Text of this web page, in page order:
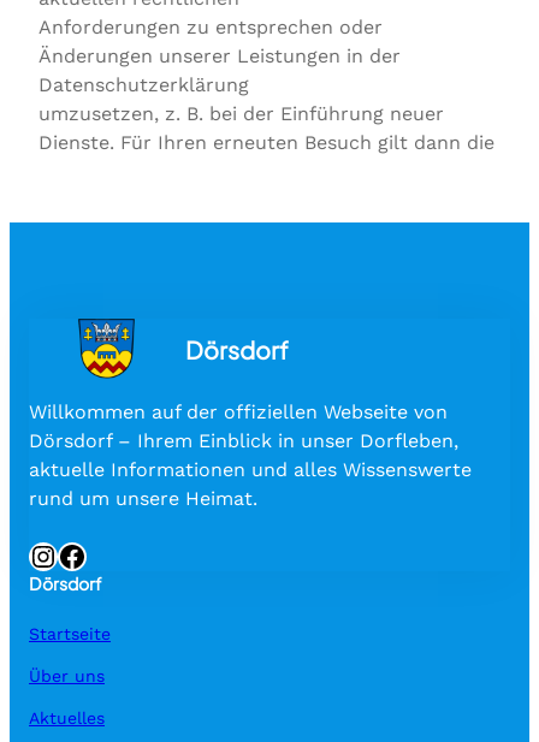
Anforderungen zu entsprechen oder
Änderungen unserer Leistungen in der
Datenschutzerklärung
umzusetzen, z. B. bei der Einführung neuer
Dienste. Für Ihren erneuten Besuch gilt dann die
Dörsdorf
Willkommen auf der offiziellen Webseite von
Dörsdorf – Ihrem Einblick in unser Dorfleben,
aktuelle Informationen und alles Wissenswerte
rund um unsere Heimat.
InstagramFacebook
Dörsdorf
Startseite
Über uns
Aktuelles